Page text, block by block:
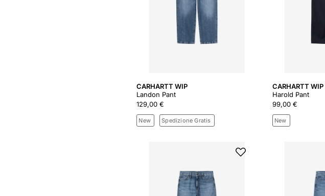
CARHARTT WIP
Landon Pant
129,00 €
New Spedizione Gratis
CARHARTT WIP
Harold Pant
99,00 €
New